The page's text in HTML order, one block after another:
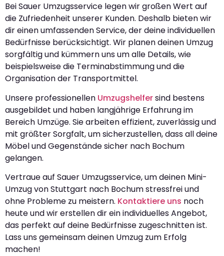
Bei Sauer Umzugsservice legen wir großen Wert auf
die Zufriedenheit unserer Kunden. Deshalb bieten wir
dir einen umfassenden Service, der deine individuellen
Bedürfnisse berücksichtigt. Wir planen deinen Umzug
sorgfältig und kümmern uns um alle Details, wie
beispielsweise die Terminabstimmung und die
Organisation der Transportmittel.
Unsere professionellen Umzugshelfersind bestens
ausgebildet und haben langjährige Erfahrung im
Bereich Umzüge. Sie arbeiten effizient, zuverlässig und
mit größter Sorgfalt, um sicherzustellen, dass all deine
Möbel und Gegenstände sicher nach Bochum
gelangen.
Vertraue auf Sauer Umzugsservice, um deinen Mini-
Umzug von Stuttgart nach Bochum stressfrei und
ohne Probleme zu meistern. Kontaktiere uns noch
heute und wir erstellen dir ein individuelles Angebot,
das perfekt auf deine Bedürfnisse zugeschnitten ist.
Lass uns gemeinsam deinen Umzug zum Erfolg
machen!